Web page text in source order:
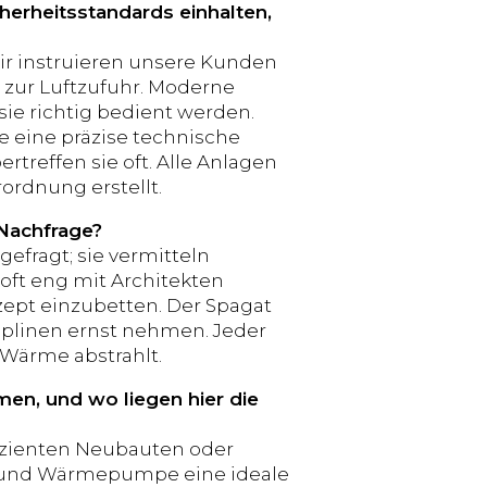
einhalten,
instruieren unsere Kunden
Luftzufuhr. Moderne
richtig bedient werden.
eine präzise technische
sie oft. Alle Anlagen
erstellt.
sie vermitteln
eng mit Architekten
einzubetten. Der Spagat
ernst nehmen. Jeder
abstrahlt.
und wo liegen hier die
Neubauten oder
Wärmepumpe eine ideale